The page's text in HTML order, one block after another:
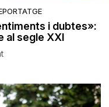
i dubtes»:
al segle XXI